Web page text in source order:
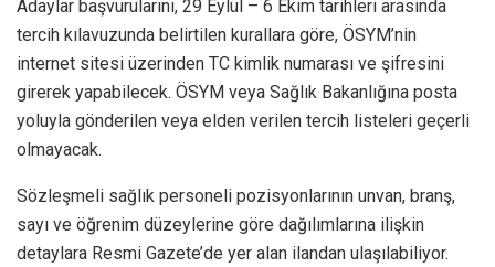
Adaylar başvurularını, 29 Eylül – 6 Ekim tarihleri arasında
tercih kılavuzunda belirtilen kurallara göre, ÖSYM’nin
internet sitesi üzerinden TC kimlik numarası ve şifresini
girerek yapabilecek. ÖSYM veya Sağlık Bakanlığına posta
yoluyla gönderilen veya elden verilen tercih listeleri geçerli
olmayacak.
Sözleşmeli sağlık personeli pozisyonlarının unvan, branş,
sayı ve öğrenim düzeylerine göre dağılımlarına ilişkin
detaylara Resmi Gazete’de yer alan ilandan ulaşılabiliyor.